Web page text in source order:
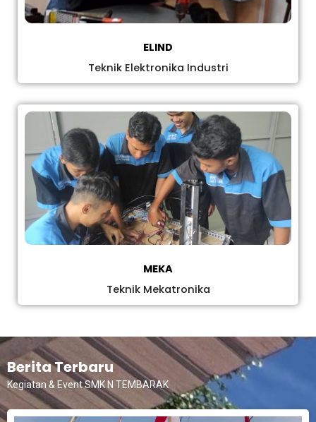
ELIND
Teknik Elektronika Industri
MEKA
Teknik Mekatronika
Berita Terbaru
Kegiatan & Event SMK N TEMBARAK